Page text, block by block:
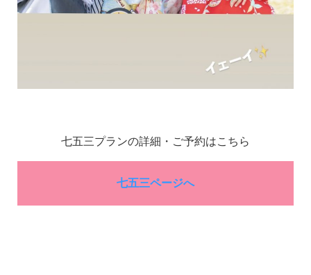
七五三プランの詳細・ご予約はこちら
七五三ページへ